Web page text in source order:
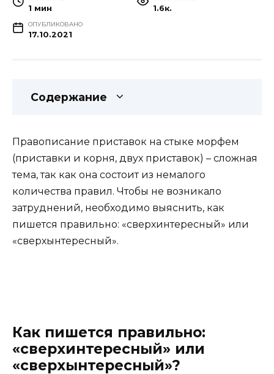
1 мин 1.6к.
ОПУБЛИКОВАНО
17.10.2021
Содержание
Правописание приставок на стыке морфем
(приставки и корня, двух приставок) – сложная
тема, так как она состоит из немалого
количества правил. Чтобы не возникало
затруднений, необходимо выяснить, как
пишется правильно: «сверхинтересный» или
«сверхынтересный».
Как пишется правильно:
«сверхинтересный» или
«сверхынтересный»?